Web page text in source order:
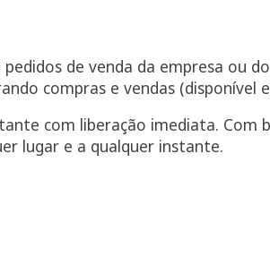
de venda da empresa ou
compras e vendas (disponível
com liberação imediata. Com
lugar e a qualquer instante.